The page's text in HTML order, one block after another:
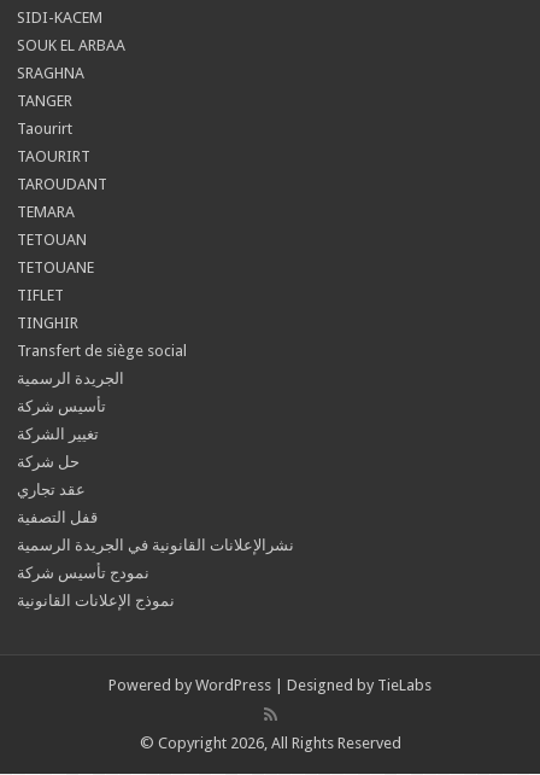
SIDI-KACEM
SOUK EL ARBAA
SRAGHNA
TANGER
Taourirt
TAOURIRT
TAROUDANT
TEMARA
TETOUAN
TETOUANE
TIFLET
TINGHIR
Transfert de siège social
الجريدة الرسمية
تأسيس شركة
تغيير الشركة
حل شركة
عقد تجاري
قفل التصفية
نشرالإعلانات القانونية في الجريدة الرسمية
نمودج تأسيس شركة
نموذج الإعلانات القانونية
Powered by WordPress | Designed by TieLabs
© Copyright 2026, All Rights Reserved